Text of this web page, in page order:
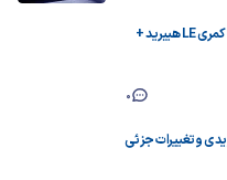
تویوتا کمری LE هیبرید | بررسی کامل خودرو تویوتا کمری LE هیبرید +
0
هیبریدی و تغییرات جزئی